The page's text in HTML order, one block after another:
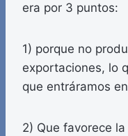
era por 3 puntos:
1) porque no
exportaciones, lo
que entráramos
2) Que favorece